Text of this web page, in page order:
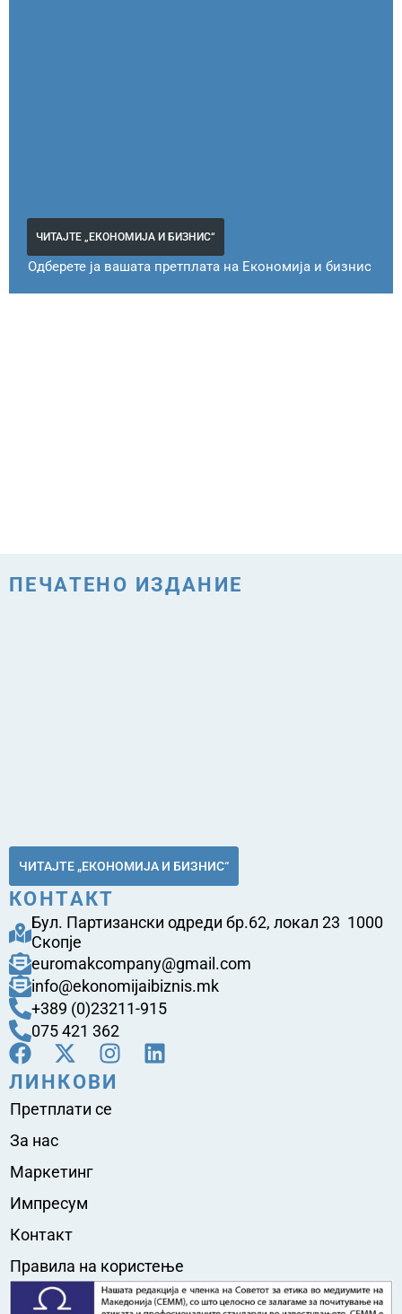
ЧИТАЈТЕ „ЕКОНОМИЈА И БИЗНИС“
Одберете ја вашата претплата на Економија и бизнис
ПЕЧАТЕНО ИЗДАНИЕ
ЧИТАЈТЕ „ЕКОНОМИЈА И БИЗНИС“
КОНТАКТ
Бул. Партизански одреди бр.62, локал 23 1000
Скопје
euromakcompany@gmail.com
info@ekonomijaibiznis.mk
+389 (0)23211-915
075 421 362
ЛИНКОВИ
Претплати се
За нас
Маркетинг
Импресум
Контакт
Правила на користење